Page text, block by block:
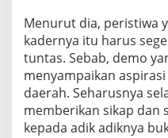
Menurut dia, peristiwa
kadernya itu harus
tuntas. Sebab, demo
menyampaikan
daerah. Seharusnya
memberikan sikap dan
kepada adik adiknya